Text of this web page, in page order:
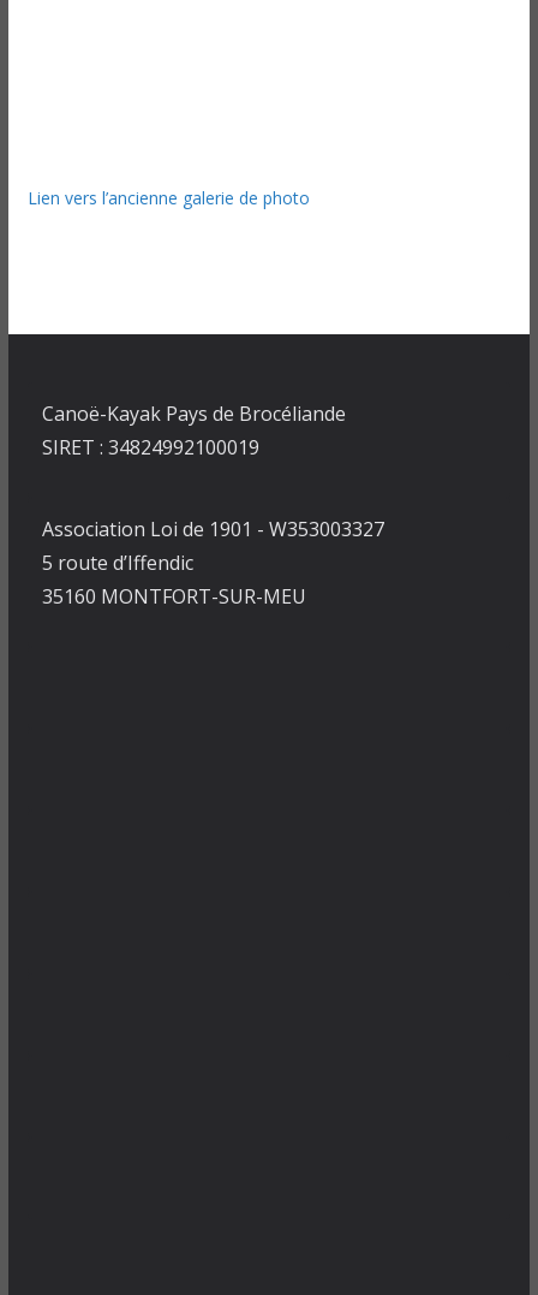
Lien vers l’ancienne galerie de photo
Canoë-Kayak Pays de Brocéliande
SIRET : 34824992100019
Association Loi de 1901 - W353003327
5 route d’Iffendic
35160 MONTFORT-SUR-MEU